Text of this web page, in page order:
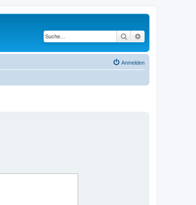
Suche
Anmelden